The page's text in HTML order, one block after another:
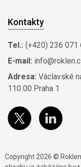
Kontakty
Tel.: (+420) 236 071
E-mail:
Adresa: Václavské
110 00 Praha 1
Copyright 2026 ©